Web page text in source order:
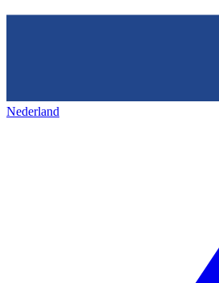
Nederland